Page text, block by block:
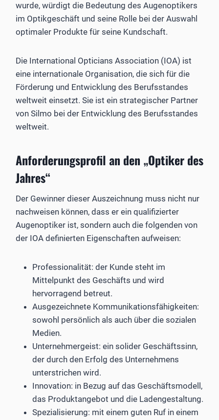
wurde, würdigt die Bedeutung des Augenoptikers
im Optikgeschäft und seine Rolle bei der Auswahl
optimaler Produkte für seine Kundschaft.
Die International Opticians Association (IOA) ist
eine internationale Organisation, die sich für die
Förderung und Entwicklung des Berufsstandes
weltweit einsetzt. Sie ist ein strategischer Partner
von Silmo bei der Entwicklung des Berufsstandes
weltweit.
Anforderungsprofil an den „Optiker des
Jahres“
Der Gewinner dieser Auszeichnung muss nicht nur
nachweisen können, dass er ein qualifizierter
Augenoptiker ist, sondern auch die folgenden von
der IOA definierten Eigenschaften aufweisen:
Professionalität: der Kunde steht im
Mittelpunkt des Geschäfts und wird
hervorragend betreut.
Ausgezeichnete Kommunikationsfähigkeiten:
sowohl persönlich als auch über die sozialen
Medien.
Unternehmergeist: ein solider Geschäftssinn,
der durch den Erfolg des Unternehmens
unterstrichen wird.
Innovation: in Bezug auf das Geschäftsmodell,
das Produktangebot und die Ladengestaltung.
Spezialisierung: mit einem guten Ruf in einem